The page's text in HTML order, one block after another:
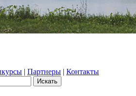
| Партнеры | Контакты